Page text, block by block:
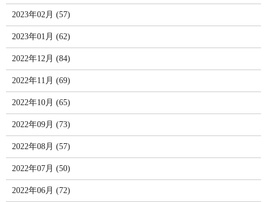
2023年02月 (57)
2023年01月 (62)
2022年12月 (84)
2022年11月 (69)
2022年10月 (65)
2022年09月 (73)
2022年08月 (57)
2022年07月 (50)
2022年06月 (72)